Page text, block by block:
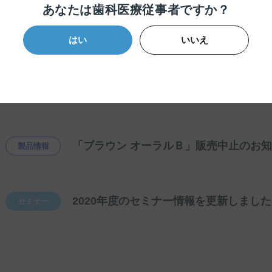
製品情報 「 FAHL コンポジット インスツルメント
製品情報 「ブラウン オーラルＢ」販売中止のお
セミナー 2020年度のセミナー情報を更新しました
あなたは歯科医療従事者ですか？
はい いいえ